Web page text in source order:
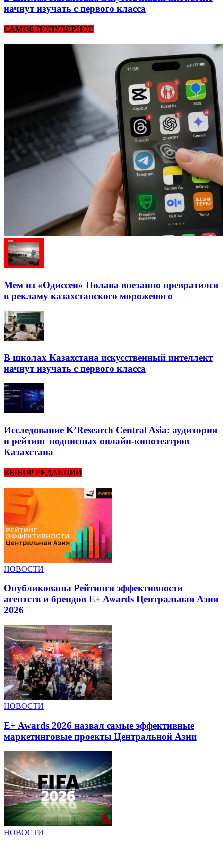
начнут изучать с первого класса
САМОЕ ПОПУЛЯРНОЕ
Мем из «Одиссеи» Нолана внезапно превратился
в рекламу казахстанского мороженого
В школах Казахстана искусственный интеллект
начнут изучать с первого класса
Исследование K’Research Central Asia: аудитория
и рейтинг подписных онлайн-кинотеатров
Казахстана
ВЫБОР РЕДАКЦИИ
НОВОСТИ
Опубликованы Рейтинги эффективности
агентств и брендов E+ Awards Центральная Азия
2026
НОВОСТИ
E+ Awards 2026 назвал самые эффективные
маркетинговые проекты Центральной Азии
НОВОСТИ